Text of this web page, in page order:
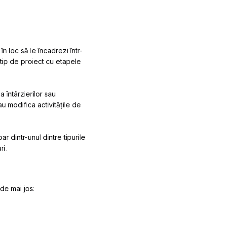
loc să le încadrezi într-
de proiect cu etapele
întârzierilor sau
modifica activitățile de
dintr-unul dintre tipurile
mai jos: